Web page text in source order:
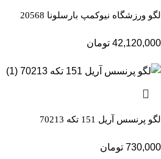
لگو ورزشگاه نیوکمپ بارسلونا 20568
42,120,000 تومان
لگو پرنسس آریل 151 تکه 70213
730,000 تومان